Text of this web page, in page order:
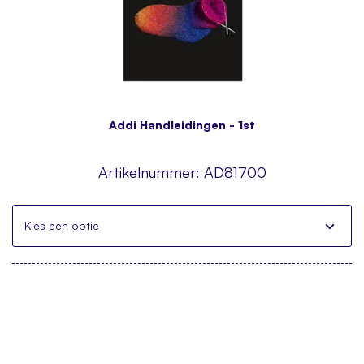
Addi Handleidingen - 1st
Artikelnummer: AD81700
Kies een optie